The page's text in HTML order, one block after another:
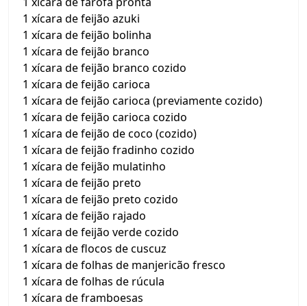
1 xícara de feijão azuki
1 xícara de feijão bolinha
1 xícara de feijão branco
1 xícara de feijão branco cozido
1 xícara de feijão carioca
1 xícara de feijão carioca (previamente cozido)
1 xícara de feijão carioca cozido
1 xícara de feijão de coco (cozido)
1 xícara de feijão fradinho cozido
1 xícara de feijão mulatinho
1 xícara de feijão preto
1 xícara de feijão preto cozido
1 xícara de feijão rajado
1 xícara de feijão verde cozido
1 xícara de flocos de cuscuz
1 xícara de folhas de manjericão fresco
1 xícara de folhas de rúcula
1 xícara de framboesas